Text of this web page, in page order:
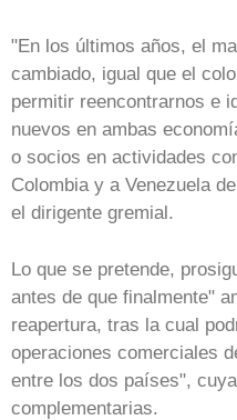
"En los últimos años, el
cambiado, igual que el
permitir reencontrarnos e
nuevos en ambas
o socios en actividades
Colombia y a Venezuela
el dirigente gremial.
Lo que se pretende,
antes de que finalmente"
reapertura, tras la cual
operaciones comerciales
entre los dos países",
complementarias.